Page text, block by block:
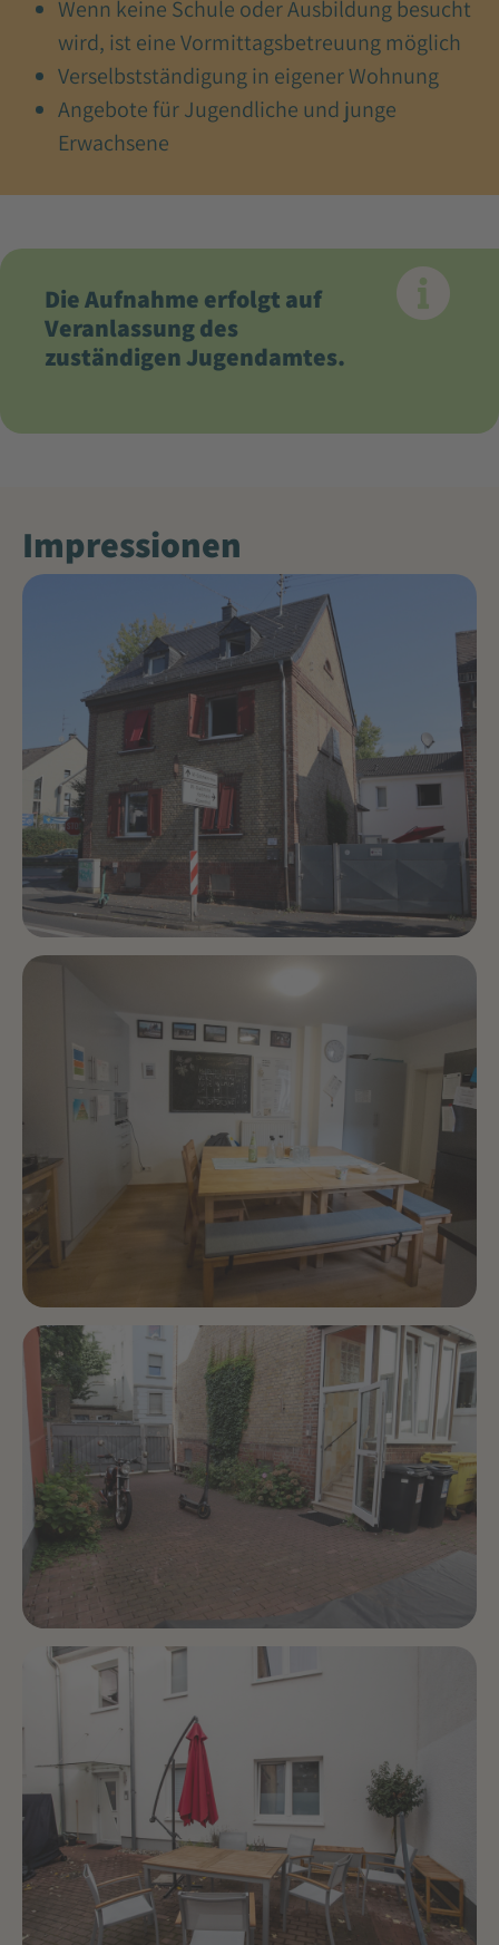
Wenn keine Schule oder Ausbildung besucht
wird, ist eine Vormittagsbetreuung möglich
Verselbstständigung in eigener Wohnung
Angebote für Jugendliche und junge
Erwachsene
Die Aufnahme erfolgt auf
Veranlassung des
zuständigen Jugendamtes.
Impressionen